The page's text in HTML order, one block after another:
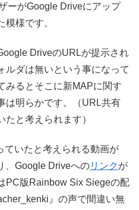
ーがGoogle Driveにアップ
模様です。
DriveのURLが提示され
ルダは無いという事になって
みるとそこに新MAPに関す
は明らかです。（URL共有
と考えられます）
ていたと考えられる動画が
、Google Driveへのリンクが
PC版Rainbow Six Siegeの配
』の声で間違い無